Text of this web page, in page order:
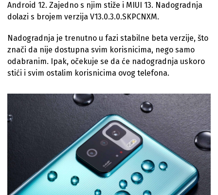
Android 12. Zajedno s njim stiže i MIUI 13. Nadogradnja
dolazi s brojem verzija V13.0.3.0.SKPCNXM.
Nadogradnja je trenutno u fazi stabilne beta verzije, što
znači da nije dostupna svim korisnicima, nego samo
odabranim. Ipak, očekuje se da će nadogradnja uskoro
stići i svim ostalim korisnicima ovog telefona.